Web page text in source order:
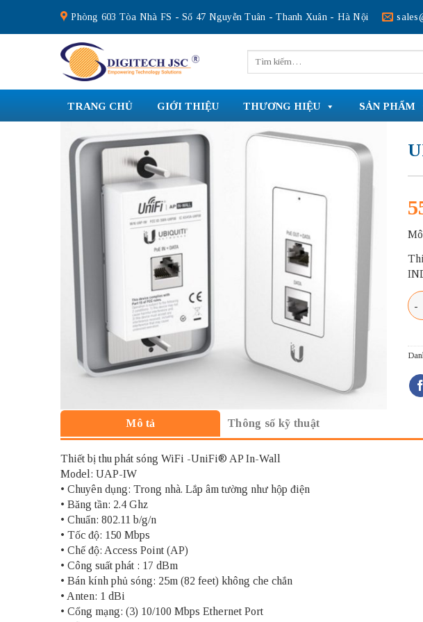
content
Phòng 603 Tòa Nhà FS - Số 47 Nguyễn Tuân - Thanh Xuân - Hà Nội
kiếm:
TRANG CHỦ GIỚI THIỆU THƯƠNG HIỆU SẢN PHẨM
Mô tả Thông số kỹ thuật
Thiết bị thu phát sóng WiFi -UniFi® AP In-Wall
Model: UAP-IW
• Chuyên dụng: Trong nhà. Lắp âm tường như hộp điện
• Băng tần: 2.4 Ghz
• Chuẩn: 802.11 b/g/n
• Tốc độ: 150 Mbps
• Chế độ: Access Point (AP)
• Công suất phát : 17 dBm
• Bán kính phủ sóng: 25m (82 feet) không che chắn
• Anten: 1 dBi
• Cổng mạng: (3) 10/100 Mbps Ethernet Port